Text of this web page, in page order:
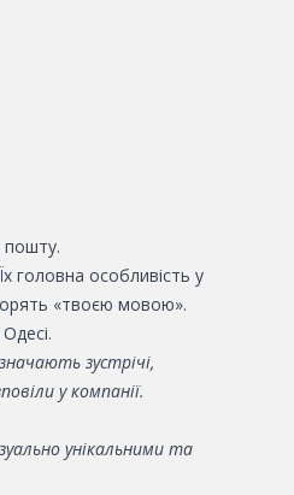
пошту.
головна особливість у
«твоєю мовою».
зустрічі,
у компанії.
унікальними та